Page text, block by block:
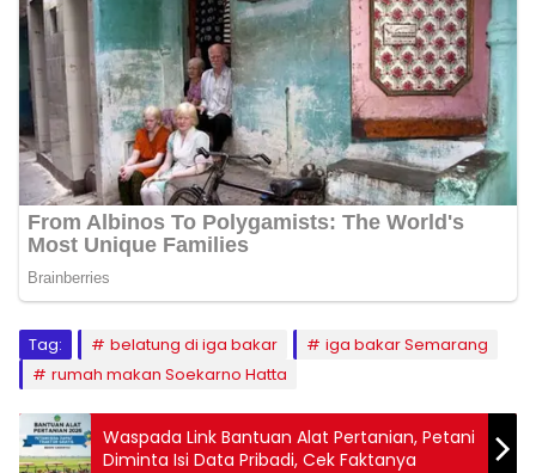
Tag: belatung di iga bakar
iga bakar Semarang
rumah makan Soekarno Hatta
Waspada Link Bantuan Alat Pertanian, Petani
Diminta Isi Data Pribadi, Cek Faktanya